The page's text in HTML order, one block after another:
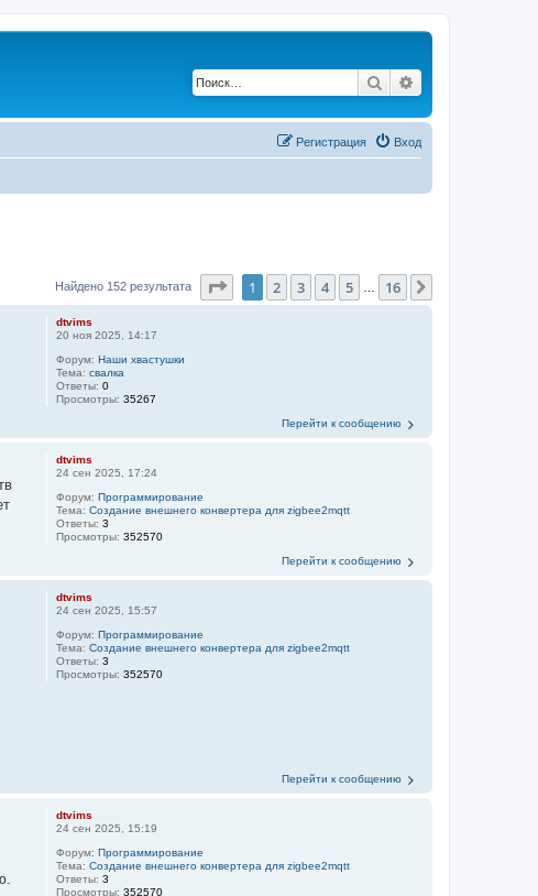
Поиск
Вход
Регистрация
Найдено 152 результата Страница1 из 16
1 2 3 4 5 16
dtvims
20 ноя 2025, 14:17
Форум:Наши хвастушки
Тема:свалка
Ответы:0
Просмотры:35267
Перейти к сообщению
dtvims
24 сен 2025, 17:24
Форум:Программирование
Тема:Создание внешнего конвертера для zigbee2mqtt
Ответы:3
Просмотры:352570
Перейти к сообщению
dtvims
24 сен 2025, 15:57
Форум:Программирование
Тема:Создание внешнего конвертера для zigbee2mqtt
Ответы:3
Просмотры:352570
Перейти к сообщению
dtvims
24 сен 2025, 15:19
Форум:Программирование
Тема:Создание внешнего конвертера для zigbee2mqtt
Ответы:3
Просмотры:352570